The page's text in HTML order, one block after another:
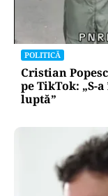
POLITICĂ
Cristian
pe TikTok: „S-
luptă”